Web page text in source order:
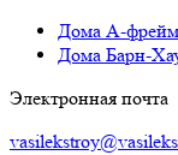
Дома А-фрейм
Дома Барн-
Электронная почта